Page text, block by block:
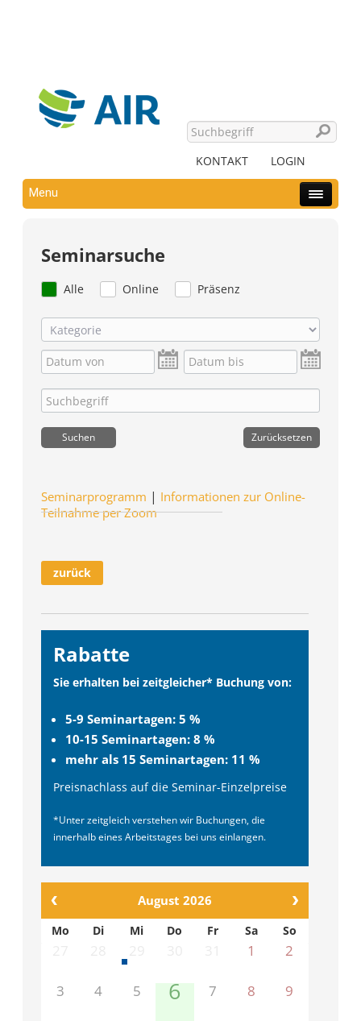
KONTAKT LOGIN
Menu
Seminarsuche
Alle Online Präsenz
Seminarprogramm | Informationen zur Online-
Teilnahme per Zoom
zurück
Rabatte
Sie erhalten bei zeitgleicher* Buchung von:
5-9 Seminartagen: 5 %
10-15 Seminartagen: 8 %
mehr als 15 Seminartagen: 11 %
Preisnachlass auf die Seminar-Einzelpreise
*Unter zeitgleich verstehen wir Buchungen, die
innerhalb eines Arbeitstages bei uns einlangen.
August 2026
Mo Di Mi Do Fr Sa So
1 2
3 4 5 6 7 8 9